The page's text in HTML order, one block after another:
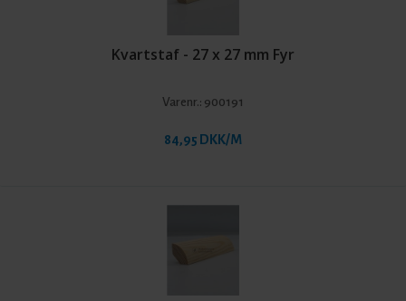
Kvartstaf - 27 x 27 mm Fyr
Varenr.: 900191
84,95 DKK/M